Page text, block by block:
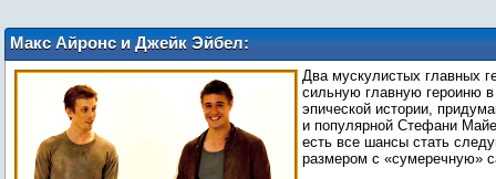
Макс Айронс и Джейк Эйбел:
Встречайте качков «Гостьи»!
Два мускулистых главных
сильную главную героиню
эпической истории,
и популярной Стефани
есть все шансы стать
размером с «сумеречную»